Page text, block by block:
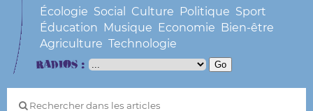
Écologie Social Culture Politique Sport
Éducation
Musique Economie
Bien-être
Agriculture Technologie
Radios :